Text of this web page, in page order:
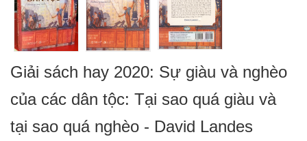
Giải sách hay 2020: Sự giàu và nghèo
của các dân tộc: Tại sao quá giàu và
tại sao quá nghèo - David Landes